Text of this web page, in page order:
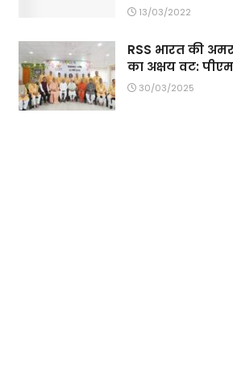
13/03/2022
RSS भारत की
का अक्षय वट:
30/03/2025